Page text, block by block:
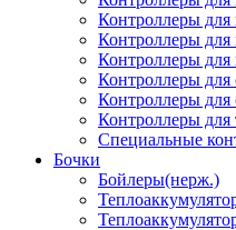
Контроллеры для
Контроллеры для
Контроллеры для
Контроллеры для
Контроллеры для
Контроллеры для
Специальные
Бочки
Бойлеры(нерж.)